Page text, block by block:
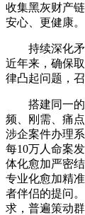
收集黑灰财产
安心、更健康
持续深化矛
近年来，确保
律凸起问题，召
搭建同一的
频、刚需、痛
涉企案件办理
每10万人命案
体化愈加严密
专业化愈加精
者伴侣的提问
求，普遍策动